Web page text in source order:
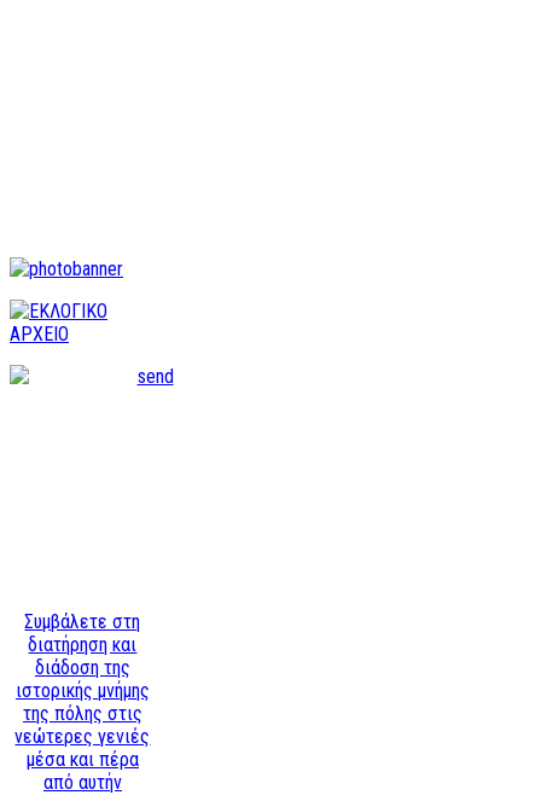
Συμβάλετε στη
διατήρηση και
διάδοση της
ιστορικής μνήμης
της πόλης στις
νεώτερες γενιές
μέσα και πέρα
από αυτήν